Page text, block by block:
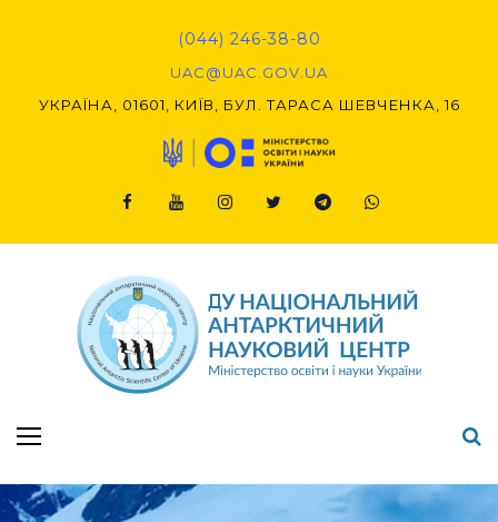
(044) 246-38-80
UAC@UAC.GOV.UA​​
УКРАЇНА, 01601, КИЇВ, БУЛ. ТАРАСА ШЕВЧЕНКА, 16